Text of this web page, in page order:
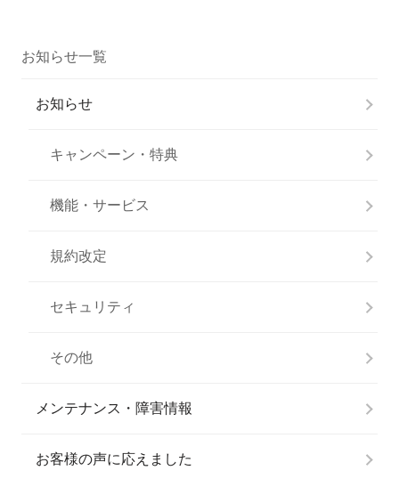
お知らせ一覧
お知らせ
キャンペーン・特典
機能・サービス
規約改定
セキュリティ
その他
メンテナンス・障害情報
お客様の声に応えました